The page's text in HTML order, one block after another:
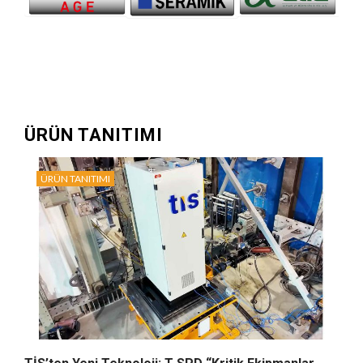
ÜRÜN TANITIMI
ÜRÜN TANITIMI